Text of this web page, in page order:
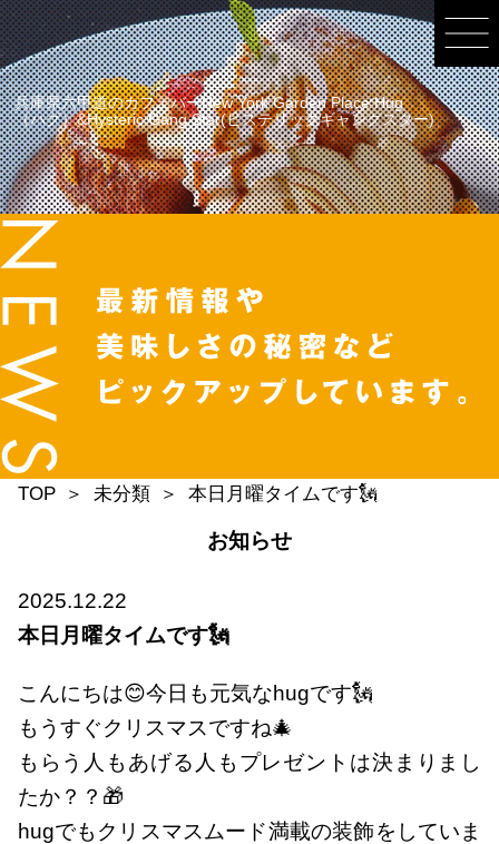
兵庫県六甲道のカフェバーNew York Garden Place Hug
（ハグ）&Hysteric Gang Star(ヒステリックギャングスター)
TOP 未分類 本日月曜タイムです🗽
お知らせ
2025.12.22
本日月曜タイムです🗽
こんにちは😊今日も元気なhugです🗽
もうすぐクリスマスですね🎄
もらう人もあげる人もプレゼントは決まりまし
たか？？🎁
hugでもクリスマスムード満載の装飾をしていま